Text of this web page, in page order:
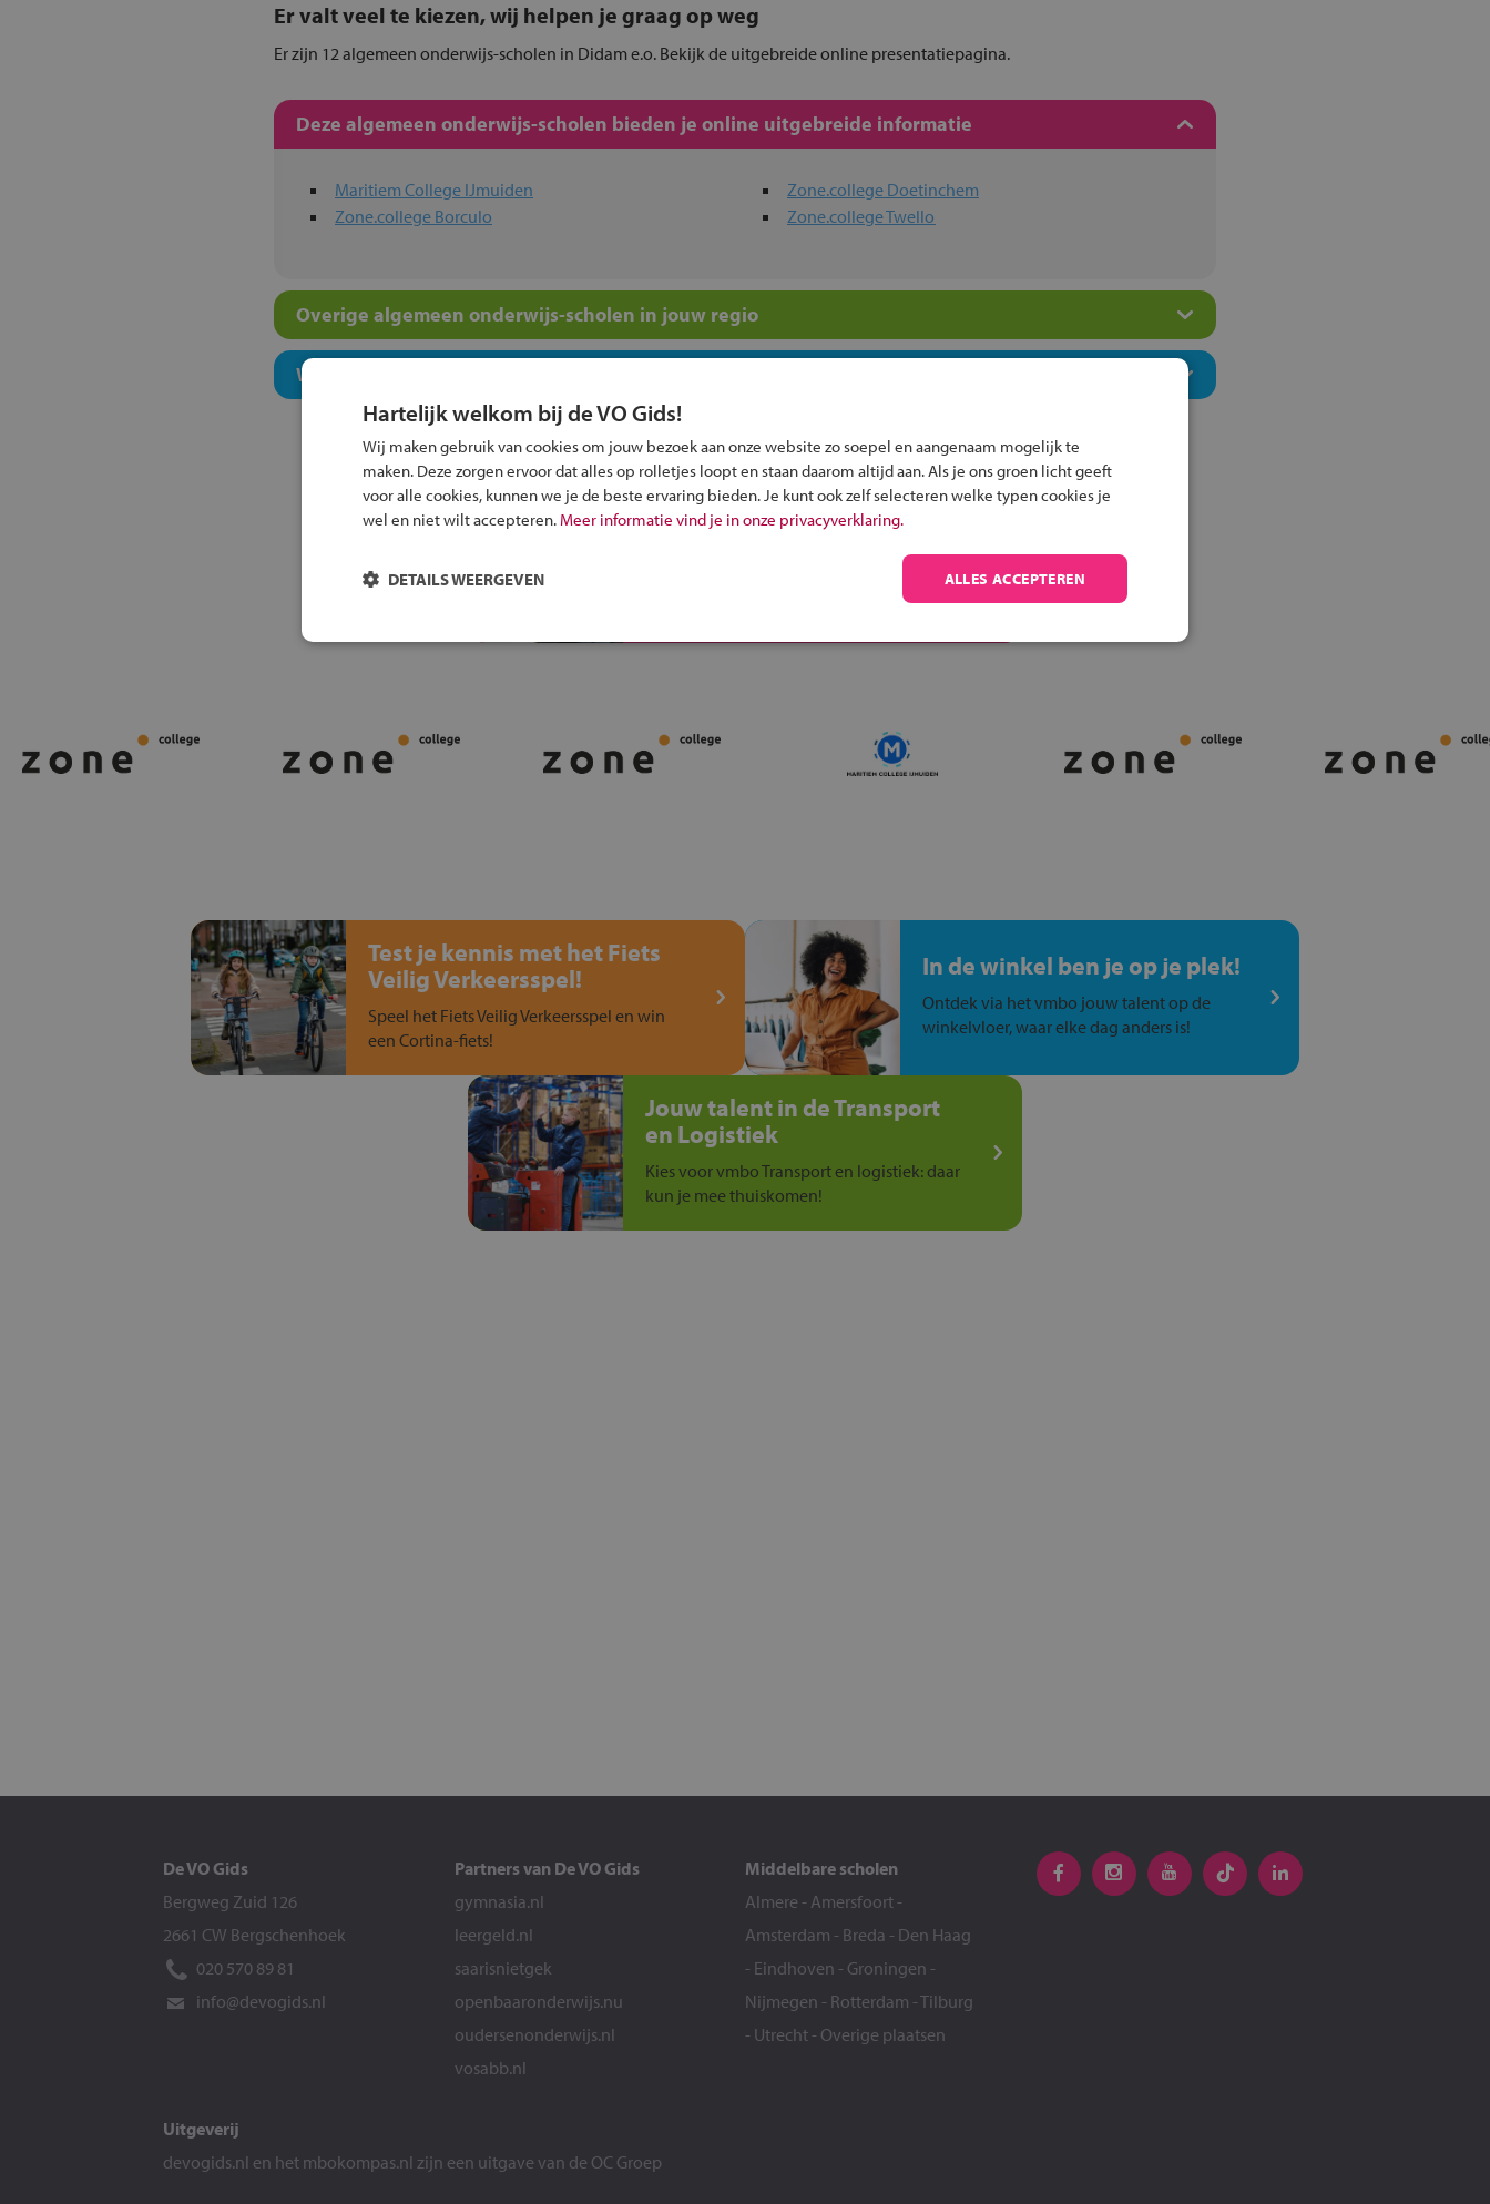
Er valt veel te kiezen, wij helpen je graag op weg
Er zijn 12 algemeen onderwijs-scholen in Didam e.o. Bekijk de uitgebreide online presentatiepagina.
Deze algemeen onderwijs-scholen bieden je online uitgebreide informatie
Maritiem College IJmuiden
Zone.college Borculo
Zone.college Doetinchem
Zone.college Twello
Overige algemeen onderwijs-scholen in jouw regio
Welk niveau past bij jou?
Inschrijven?
Alle informatie om je kind aan te melden bij
Test je kennis met het Fiets
Veilig Verkeersspel!
Speel het Fiets Veilig Verkeersspel en win
een Cortina-fiets!
In de winkel ben je op je plek!
Ontdek via het vmbo jouw talent op de
winkelvloer, waar elke dag anders is!
Jouw talent in de Transport
en Logistiek
Kies voor vmbo Transport en logistiek: daar
kun je mee thuiskomen!
De VO Gids
Bergweg Zuid 126
2661 CW Bergschenhoek
020 570 89 81
info@devogids.nl
Partners van De VO Gids
gymnasia.nl
leergeld.nl
saarisnietgek
openbaaronderwijs.nu
oudersenonderwijs.nl
vosabb.nl
Middelbare scholen
Almere - Amersfoort -
Amsterdam - Breda - Den Haag
- Eindhoven - Groningen -
Nijmegen - Rotterdam -Tilburg
- Utrecht - Overige plaatsen
Uitgeverij
devogids.nl en het mbokompas.nl zijn een uitgave van de OC Groep
Hartelijk welkom bij de VO Gids!
Wij maken gebruik van cookies om jouw bezoek aan onze website zo soepel en aangenaam mogelijk te
maken. Deze zorgen ervoor dat alles op rolletjes loopt en staan daarom altijd aan. Als je ons groen licht geeft
voor alle cookies, kunnen we je de beste ervaring bieden. Je kunt ook zelf selecteren welke typen cookies je
wel en niet wilt accepteren. Meer informatie vind je in onze privacyverklaring.
ALLES ACCEPTEREN
DETAILS WEERGEVEN